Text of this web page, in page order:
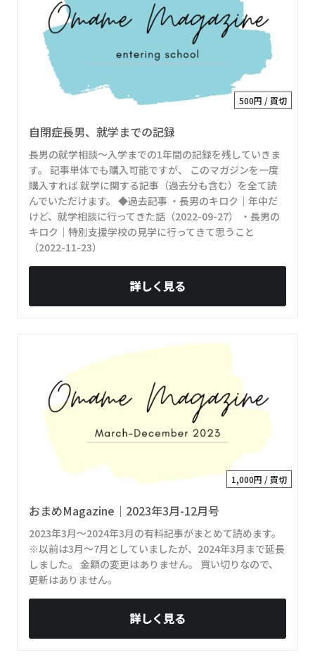
500円 / 買切
自閉症長男、就学までの記録
長男の就学相談～入学までの1年間の記録を残していきま
す。 記事単体でも購入可能ですが、 このマガジンを一度
購入すれば 就学に関する記事（過去分も含む）を全て読
んでいただけます。 ◆過去記事 ・長男のキロク｜年中だ
けど、就学相談に行ってきた話（2022-09-27） ・長男の
キロク｜特別支援学校の見学に行ってきて思うこと
（2022-11-23）
詳しく見る
1,000円 / 買切
おまめMagazine｜2023年3月-12月号
2023年3月～2024年3月の有料記事がまとめて読めます。
※以前は3月～7月としていましたが、2024年3月まで延長
しました。 金額の変更はありません。 買い切りなので、
更新はありません。
詳しく見る